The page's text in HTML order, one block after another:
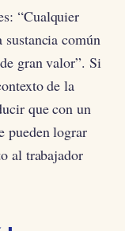
“Cualquier
común
gran valor”. Si
de la
que con un
pueden lograr
al trabajador